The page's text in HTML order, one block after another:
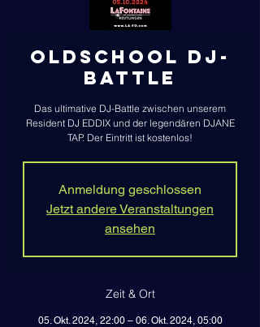
Oldschool DJ-
Battle
Das ultimative DJ-Battle zwischen unserem
Resident DJ EDDIX und der legendären DJANE
TAP. Der Eintritt ist kostenlos!
Anmeldung geschlossen
Jetzt andere Veranstaltungen
ansehen
Zeit & Ort
05. Okt. 2024, 22:00 – 06. Okt. 2024, 05:00